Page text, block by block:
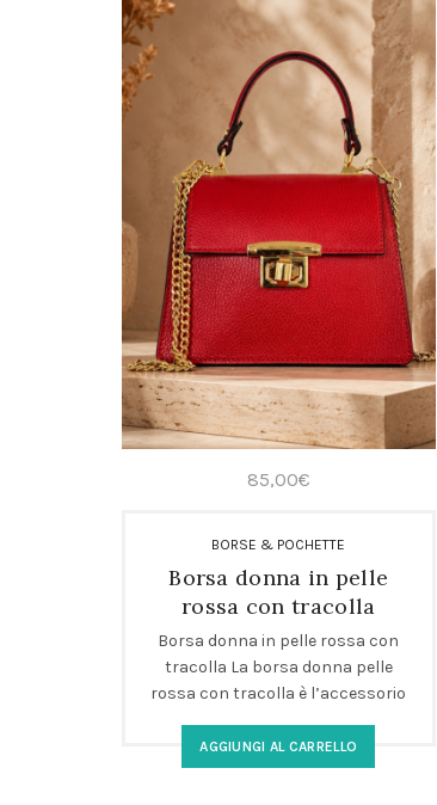
85,00€
BORSE & POCHETTE
Borsa donna in pelle
rossa con tracolla
Borsa donna in pelle rossa con
tracolla La borsa donna pelle
rossa con tracolla è l’accessorio
AGGIUNGI AL CARRELLO